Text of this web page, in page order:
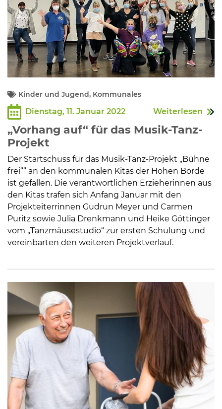
Kinder und Jugend, Kommunales
Dienstag, 11. Januar 2022 Weiterlesen
„Vorhang auf“ für das Musik-Tanz-
Projekt
Der Startschuss für das Musik-Tanz-Projekt „Bühne
frei““ an den kommunalen Kitas der Hohen Börde
ist gefallen. Die verantwortlichen Erzieherinnen aus
den Kitas trafen sich Anfang Januar mit den
Projekteiterrinnen Gudrun Meyer und Carmen
Puritz sowie Julia Drenkmann und Heike Göttinger
vom „Tanzmäusestudio“ zur ersten Schulung und
vereinbarten den weiteren Projektverlauf.